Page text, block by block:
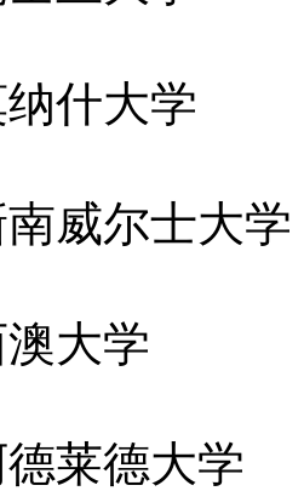
什大学
威尔士大学
大学
莱德大学